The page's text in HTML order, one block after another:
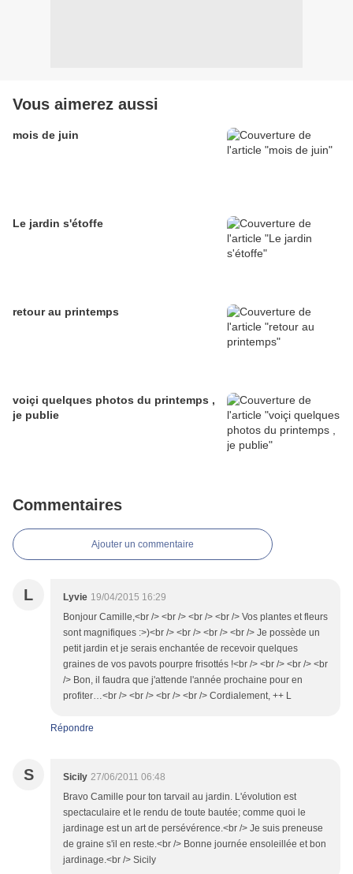
Vous aimerez aussi
mois de juin
Le jardin s'étoffe
retour au printemps
voiçi quelques photos du printemps ,
je publie
Commentaires
Ajouter un commentaire
L Lyvie 19/04/2015 16:29
Bonjour Camille,<br /> <br /> <br /> <br /> Vos plantes et fleurs
sont magnifiques :>)<br /> <br /> <br /> <br /> Je possède un
petit jardin et je serais enchantée de recevoir quelques
graines de vos pavots pourpre frisottés !<br /> <br /> <br /> <br
/> Bon, il faudra que j'attende l'année prochaine pour en
profiter…<br /> <br /> <br /> <br /> Cordialement, ++ L
Répondre
S Sicily 27/06/2011 06:48
Bravo Camille pour ton tarvail au jardin. L'évolution est
spectaculaire et le rendu de toute bautée; comme quoi le
jardinage est un art de persévérence.<br /> Je suis preneuse
de graine s'il en reste.<br /> Bonne journée ensoleillée et bon
jardinage.<br /> Sicily